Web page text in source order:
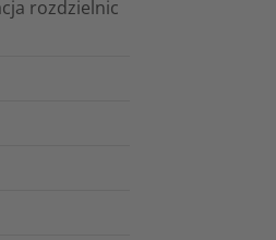
rozdzielnic